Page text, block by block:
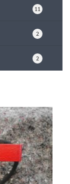
11
2
2